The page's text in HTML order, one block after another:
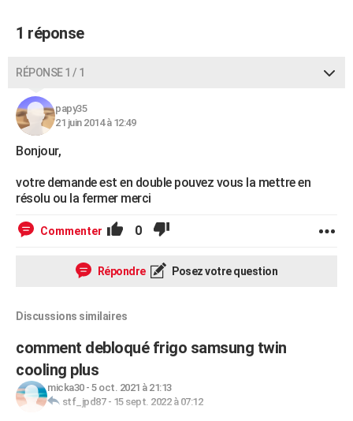
Carte de Noël
Carte Bonne année
Carte Saint-Valentin
Carte Pâques
Carte d'anniversaire
DICTIONNAIRE
Dictionnaire
Biographies
Citations
Expressions
Proverbes
PROGRAMME TV
COPAINS D'AVANT
S'inscrire
Se connecter
Lycées
Collèges
Primaires
Universités
Entreprises
Service militaire
Avis de recherche
AVIS DE DÉCÈS
Bricolage
Lifestyle
Culture
Sport
Auto
Television
Voyage
Cinema
1 réponse
RÉPONSE 1 / 1
papy35
21 juin 2014 à 12:49
Bonjour,
votre demande est en double pouvez vous la mettre en
résolu ou la fermer merci
Commenter 0
Répondre Posez votre question
Discussions similaires
comment debloqué frigo samsung twin
cooling plus
micka30- 5 oct. 2021 à 21:13
stf_jpd87- 15 sept. 2022 à 07:12